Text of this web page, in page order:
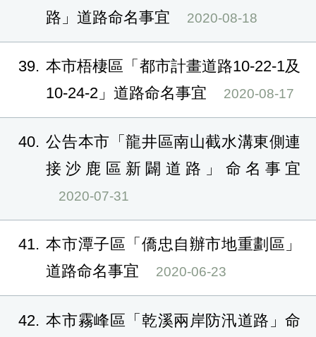
路」道路命名事宜
2020-08-18
39 本市梧棲區「都市計畫道路10-22-1及
10-24-2」道路命名事宜
2020-08-17
40 公告本市「龍井區南山截水溝東側連
接沙鹿區新闢道路」命名事宜
2020-07-31
41 本市潭子區「僑忠自辦市地重劃區」
道路命名事宜
2020-06-23
42
本市霧峰區「乾溪兩岸防汛道路」命